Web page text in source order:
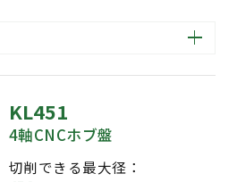
KL451
4軸CNCホブ盤
切削できる最大径：